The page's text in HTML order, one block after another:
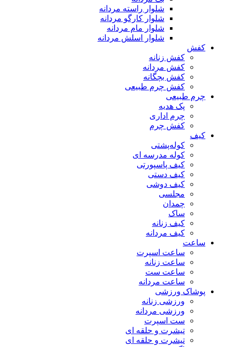
شلوار راسته مردانه
شلوار کارگو مردانه
شلوار مام مردانه
شلوار اسلش مردانه
کفش
کفش زنانه
کفش مردانه
کفش بچگانه
کفش چرم طبیعی
چرم طبیعی
پک هدیه
چرم اداری
کفش چرم
کیف
کوله‌پشتی
کوله مدرسه ای
کیف پاسپورتی
کیف دستی
کیف دوشی
مجلسی
چمدان
ساک
کیف زنانه
کیف مردانه
ساعت
ساعت اسپرت
ساعت زنانه
ساعت ست
ساعت مردانه
پوشاک ورزشی
ورزشی زنانه
ورزشی مردانه
ست اسپرت
تیشرت و حلقه ای
تیشرت و حلقه ای